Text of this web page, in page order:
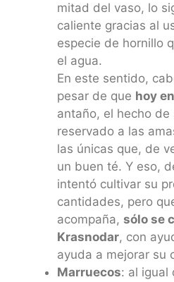
mitad del vaso, lo
caliente gracias al
especie de hornillo
el agua.
En este sentido,
pesar de que hoy
antaño, el hecho
reservado a las
las únicas que, de
un buen té. Y eso,
intentó cultivar su
cantidades, pero
acompaña, sólo se
Krasnodar, con
ayuda a mejorar su
Marruecos: al igual